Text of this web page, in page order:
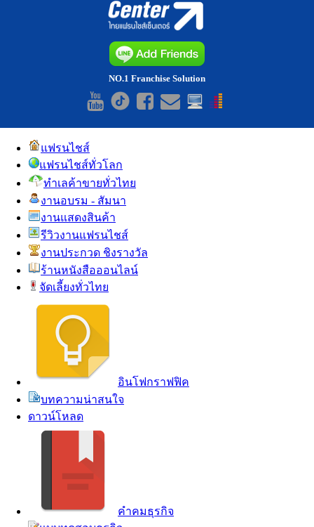
NO.1 Franchise Solution
แฟรนไชส์
แฟรนไชส์ทั่วโลก
ทำเลค้าขายทั่วไทย
งานอบรม - สัมนา
งานแสดงสินค้า
รีวิวงานแฟรนไชส์
งานประกวด ชิงรางวัล
ร้านหนังสือออนไลน์
จัดเลี้ยงทั่วไทย
อินโฟกราฟฟิค
บทความน่าสนใจ
ดาวน์โหลด
คำคมธุรกิจ